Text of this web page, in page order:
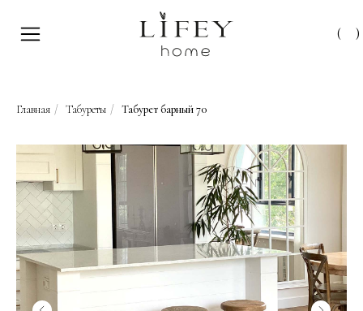
( )
Главная / Табуреты / Табурет барный 70